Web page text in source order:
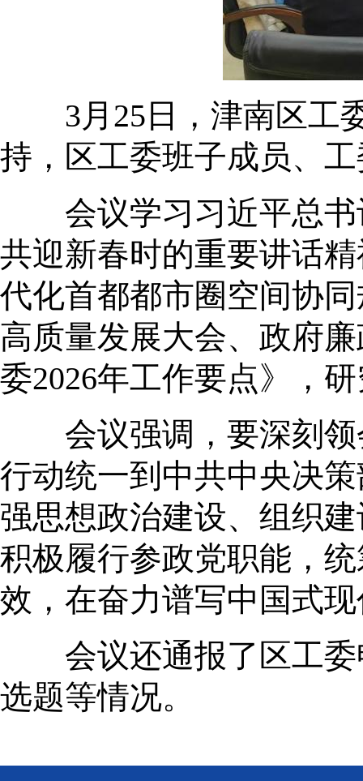
3月25日，津南区工委
持，区工委班子成员、
会议学习习近平总书
共迎新春时的重要讲话
代化首都都市圈空间协
高质量发展大会、政府
委2026年工作要点》，
会议强调，要深刻领
行动统一到中共中央决
强思想政治建设、组织
积极履行参政党职能，
效，在奋力谱写中国式
会议还通报了区工委
选题等情况。